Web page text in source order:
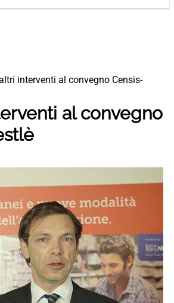
interventi al convegno Censis-
al convegno